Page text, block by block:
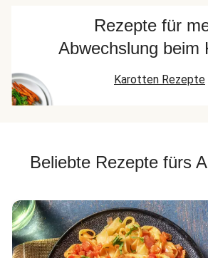
Rezepte für
Abwechslung beim
Karotten Rezepte
Beliebte Rezepte fürs